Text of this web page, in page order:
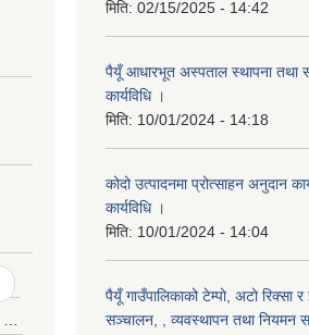
…
मिति: 02/15/2025 - 14:42
पैयूँ आधारभूत अस्पताल स्थापना तथा
कार्यविधि ।
मिति: 10/01/2024 - 14:18
कोदो उत्पादनमा प्रोत्साहन अनुदान
कार्यविधि ।
मिति: 10/01/2024 - 14:04
पैयूँ गाउँपालिकाको टेम्पो, अटो रिक्सा र
सञ्चालन, , व्यवस्थापन तथा नियमन